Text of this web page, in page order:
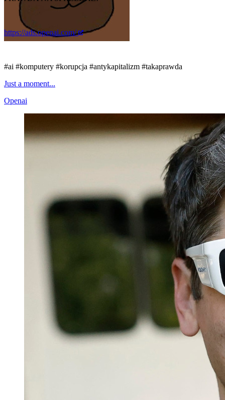
https://ads.openai.com/
#ai #komputery #korupcja #antykapitalizm #takaprawda
Just a moment...
Openai